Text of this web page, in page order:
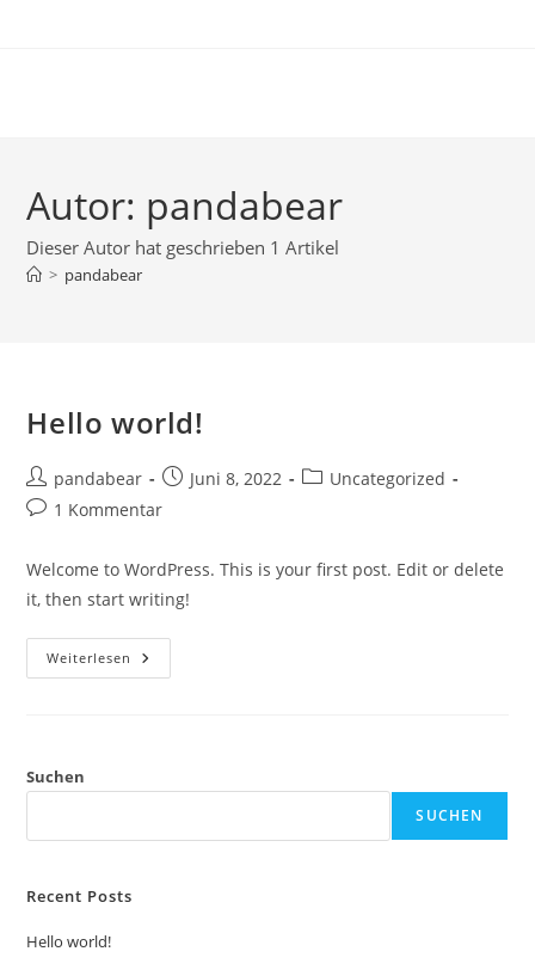
Autor: pandabear
Dieser Autor hat geschrieben 1 Artikel
> pandabear
Hello world!
Beitrags-
Autor:
pandabear
Beitrag
veröffentlicht:
Juni 8, 2022
Beitrags-
Uncategorized
Beitrags-
1 Kommentar
Welcome to WordPress. This is your first post. Edit or delete
it, then start writing!
Weiterlesen Hello
World!
Suchen
SUCHEN
Recent Posts
Hello world!